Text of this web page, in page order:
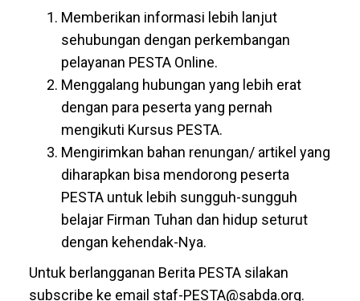
Memberikan informasi lebih lanjut
sehubungan dengan perkembangan
pelayanan PESTA Online.
Menggalang hubungan yang lebih erat
dengan para peserta yang pernah
mengikuti Kursus PESTA.
Mengirimkan bahan renungan/ artikel yang
diharapkan bisa mendorong peserta
PESTA untuk lebih sungguh-sungguh
belajar Firman Tuhan dan hidup seturut
dengan kehendak-Nya.
Untuk berlangganan Berita PESTA silakan
subscribe ke email staf-PESTA@sabda.org.